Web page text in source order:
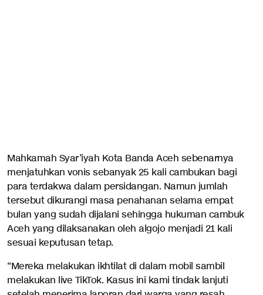
Mahkamah Syar’iyah Kota Banda Aceh sebenarnya
menjatuhkan vonis sebanyak 25 kali cambukan bagi
para terdakwa dalam persidangan. Namun jumlah
tersebut dikurangi masa penahanan selama empat
bulan yang sudah dijalani sehingga hukuman cambuk
Aceh yang dilaksanakan oleh algojo menjadi 21 kali
sesuai keputusan tetap.
“Mereka melakukan ikhtilat di dalam mobil sambil
melakukan live TikTok. Kasus ini kami tindak lanjuti